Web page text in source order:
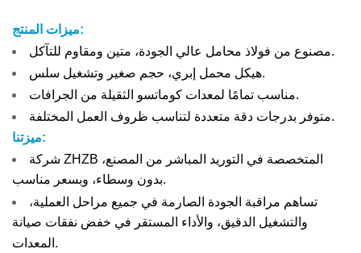
ميزات المنتج:
مصنوع من فولاذ محامل عالي الجودة، متين ومقاوم للتآكل.
هيكل محمل إبري، حجم صغير وتشغيل سلس.
مناسب تمامًا لمعدات كوماتسو الثقيلة من الجرافات.
متوفر بدرجات دقة متعددة لتناسب ظروف العمل المختلفة.
ميزتنا:
شركة ZHZB المتخصصة في التوريد المباشر من المصنع،
بدون وسطاء، وبسعر مناسب.
تساهم مراقبة الجودة الصارمة في جميع مراحل العملية،
والتشغيل الدقيق، والأداء المستقر في خفض نفقات صيانة
المعدات.